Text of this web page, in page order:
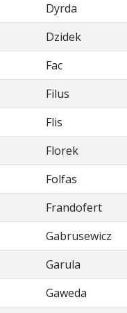
Dyrda
Dzidek
Fac
Filus
Flis
Florek
Folfas
Frandofert
Gabrusewicz
Garula
Gaweda